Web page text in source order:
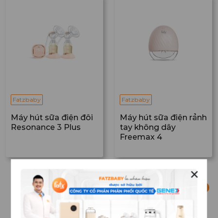
✕
Fatzbaby
Máy hút sữa điện đôi
Resonance 3 Plus
Fatzbaby
Máy hút sữa điện rảnh
tay không dây
Freemax 4
< 1 2 3 4